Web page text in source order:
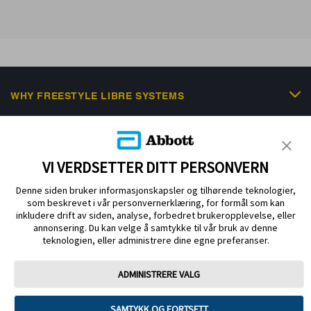
WHY FREESTYLE LIBRE SYSTEMS
SCIENTIFIC RESOURCES & EDUCATION
HELP & SUPPORT
Privacy Policy
VI VERDSETTER DITT PERSONVERN
Denne siden bruker informasjonskapsler og tilhørende teknologier,
som beskrevet i vår personvernerklæring, for formål som kan
inkludere drift av siden, analyse, forbedret brukeropplevelse, eller
annonsering. Du kan velge å samtykke til vår bruk av denne
teknologien, eller administrere dine egne preferanser.
ADMINISTRERE VALG